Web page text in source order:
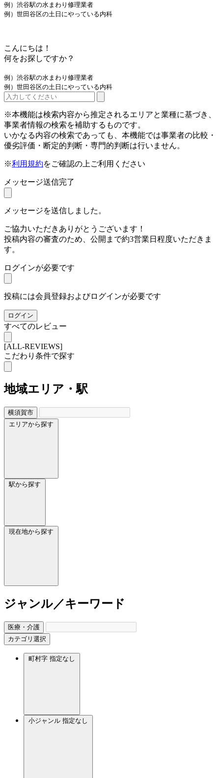
例）渋谷駅の水まわり修理業者
例）世田谷区の土日にやっている内科
こんにちは！
何をお探しですか？
例）渋谷駅の水まわり修理業者
例）世田谷区の土日にやっている内科
※本機能は検索内容から推定されるエリアと業種に基づき、
事業者情報の検索を補助するものです。
いかなる内容の検索であっても、本機能では事業者の比較・
優劣評価・断定的判断・専門的判断は行いません。
※利用規約をご確認の上ご利用ください
メッセージ送信完了
メッセージを送信しました。
ご協力いただきありがとうございます！
投稿内容の審査のため、公開まで約3営業日程度いただきま
す。
ログインが必要です
投稿には会員登録およびログインが必要です
ログイン
すべてのレビュー
[ALL-REVIEWS]
こだわり条件で探す
地域エリア・駅
横須賀市
エリアから探す
駅から探す
現在地から探す
ジャンル／キーワード
医療・介護
カテゴリ選択
町村字 指定なし
小ジャンル 指定なし